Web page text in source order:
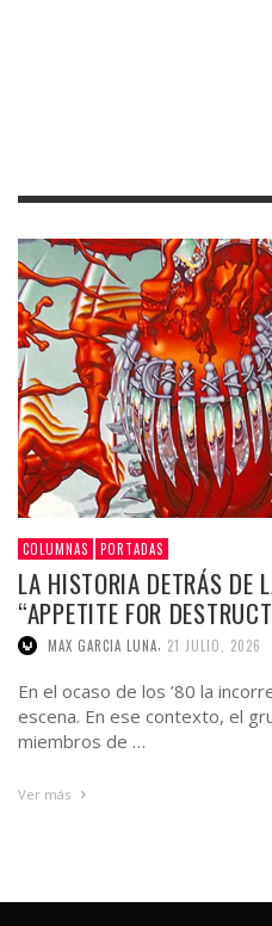
COLUMNAS PORTADAS
LA HISTORIA DETRÁS DE
“APPETITE FOR
MAX GARCIA LUNA,
En el ocaso de los ’80 la
escena. En ese contexto, el
miembros de …
Ver más